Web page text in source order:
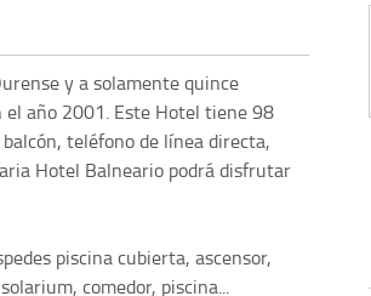
y a solamente quince
año 2001. Este Hotel tiene 98
teléfono de línea directa,
Hotel Balneario podrá disfrutar
piscina cubierta, ascensor,
comedor, piscina...